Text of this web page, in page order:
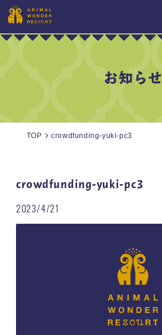
お知らせ
TOP crowdfunding-yuki-pc3
crowdfunding-yuki-pc3
2023/4/21